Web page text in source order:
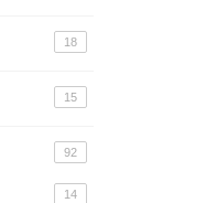
18
15
92
14